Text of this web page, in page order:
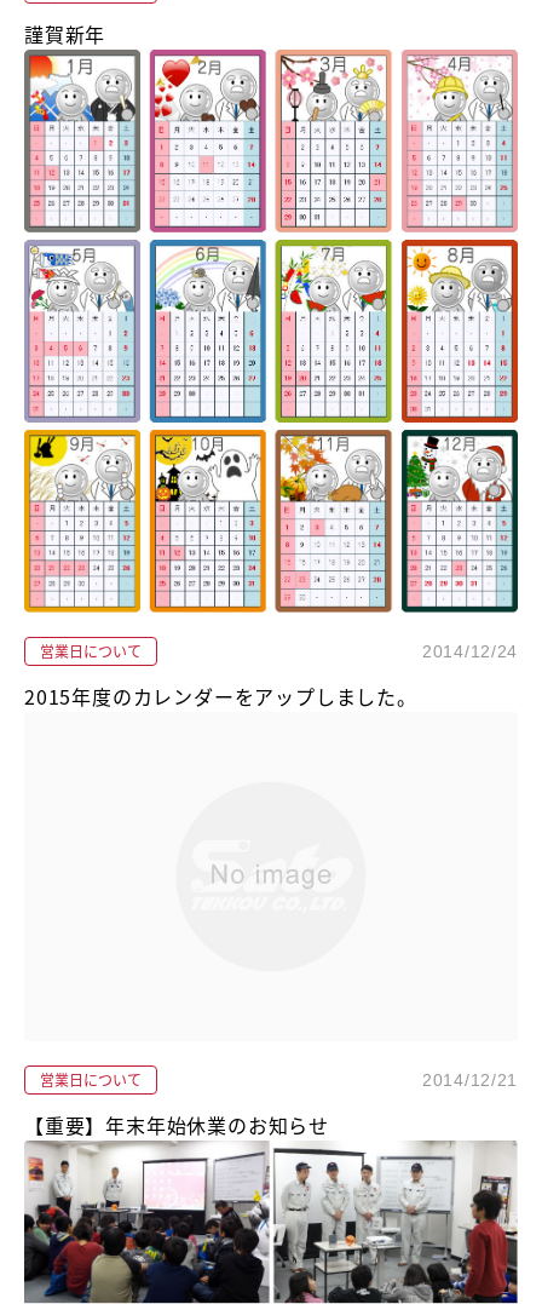
謹賀新年
営業日について 2014/12/24
2015年度のカレンダーをアップしました。
営業日について 2014/12/21
【重要】年末年始休業のお知らせ